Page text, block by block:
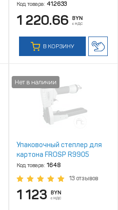
Код товара: 412633
1 220.66 BYN
с НДС
В КОРЗИНУ
Упаковочный степлер для
картона FROSP R9905
Код товара: 1648
13 отзывов
1 123 BYN
с НДС